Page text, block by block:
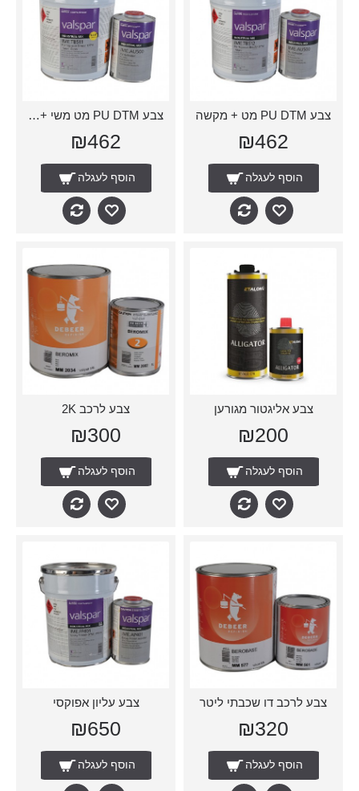
צבע PU DTM מט + מקשה
₪462
הוסף לעגלה
צבע PU DTM מט משי + מקשה
₪462
הוסף לעגלה
צבע אליגטור מגורען
₪200
הוסף לעגלה
צבע לרכב 2K
₪300
הוסף לעגלה
צבע לרכב דו שכבתי ליטר
₪320
הוסף לעגלה
צבע עליון אפוקסי
₪650
הוסף לעגלה